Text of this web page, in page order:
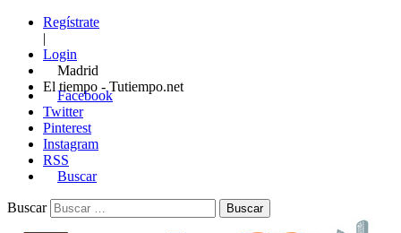
Regístrate
|
Login
Madrid
El tiempo - Tutiempo.net
Facebook
Twitter
Pinterest
Instagram
RSS
Buscar
Buscar